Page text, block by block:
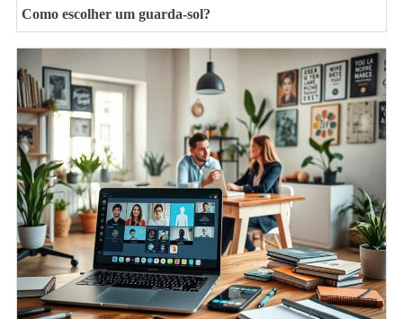
Como escolher um guarda-sol?